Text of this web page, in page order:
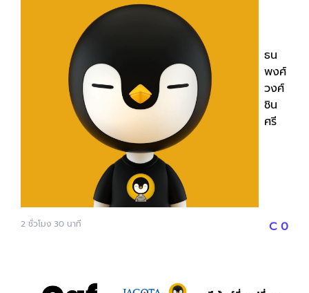
พร้อมเทคนิคการมัดใจลูกค้าด้วยการขายประสบการณ์ เรื่อง
ราว และตัวตนของแบรนด์ เพื่อยกระดับธุรกิจของคุณให้
โดดเด่น เข้าไปตอบสนองความคาดหวังทางความรู้สึกของ
ผู้บริโภค และกลายเป็นแบรนด์ที่ไม่มีใครสามารถมาทดแทนได้
ซึ่งสามารถนำความรู้จากคอร์สนี้ไปประยุกต์ใช้ได้กับธุรกิจร้าน
อาหารได้ บทเรียน แนะนำตัวผู้สอน บทที่ 1 - ความแตก
ต่างระหว่าง Brand กับ Business บทที่ 2 - ทำไมการทำ
Branding ถึงสำคัญกับธุรกิจร้านอาหาร บทที่ 3 - บริบท
ของตลาดตอนนี้เป็นอย่างไร? บทที่ 3.2 - เราขายสินค้าให้
ใคร? บทที่ 3.3 - เราต่างจากคู่แข่งอย่างไร? บทที่ 4 - สิ่งที่
อยากให้คน “นึกถึง” แบรนด์ของคุณคืออะไร? บทที่ 5 -
Branding ไม่ใช่แค่งานออกแบบ
ธน
พงศ์
วงศ์
ชิน
ศรี
2 ชั่วโมง 30 นาที C 0